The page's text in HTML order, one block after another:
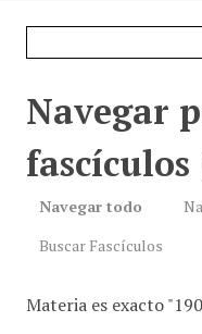
Navegar
Navegar todo
Buscar Fascículos
Materia es exacto